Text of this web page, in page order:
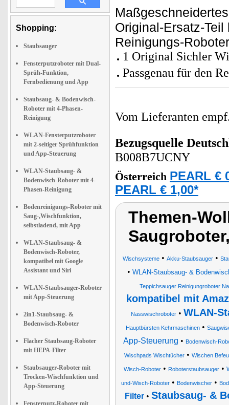
Shopping:
Staubsauger
Fensterputzroboter mit Dual-
Sprüh-Funktion,
Fernbedienung und App
Staubsaug- & Bodenwisch-
Roboter mit 4-Phasen-
Reinigung
WLAN-Fensterputzroboter
mit 2-seitiger Sprühfunktion
und App-Steuerung
WLAN-Staubsaug- &
Bodenwisch-Roboter mit 4-
Phasen-Reinigung
Bodenreinigungs-Roboter mit
Saug-,Wischfunktion,
selbstladend, mit App
WLAN-Staubsaug- &
Bodenwisch-Roboter,
kompatibel mit Google
Assistant und Siri
WLAN-Staubsauger-Roboter
mit App-Steuerung
2in1-Staubsaug- &
Bodenwisch-Roboter
Flacher Staubsaug-Roboter
mit HEPA-Filter
Staubsauger-Roboter mit
Trocken-Wischfunktion und
App-Steuerung
Fensterputz-Roboter mit
Original-Ersatz-
Reinigungs-
1 Original Sichler
Passgenau für den
Vom Lieferanten
Bezugsquelle
B008B7UCNY
Österreich PEARL €
PEARL € 1,00*
Themen-
Wischsysteme• Akku-Staubsauger•
• WLAN-Staubsaug- &
Teppichsauger Reinigungroboter
kompatibel mit
Nasswischroboter• WLAN-
Hauptbürsten Kehrmaschinen •
App-Steuerung • Bodenwisch-
Wischpads Wischtücher • Wischen
Wisch-Roboter • Roboterstaubsauger •
und-Wisch-Roboter • Bodenwischer •
Filter• Staubsaug- &